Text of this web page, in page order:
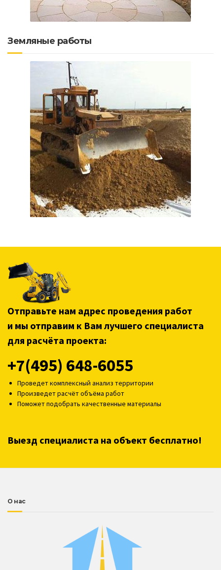
Земляные работы
Отправьте нам адрес проведения работ
и мы отправим к Вам лучшего специалиста
для расчёта проекта:
+7(495) 648-6055
Проведет комплексный анализ территории
Произведет расчёт объёма работ
Поможет подобрать качественные материалы
Выезд специалиста на объект бесплатно!
О нас